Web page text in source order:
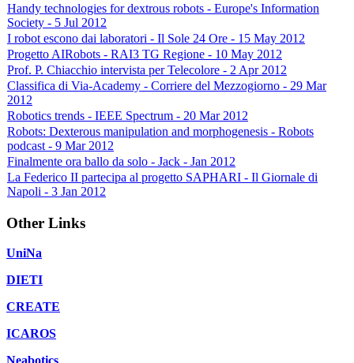
Handy technologies for dextrous robots - Europe's Information
Society - 5 Jul 2012
I robot escono dai laboratori - Il Sole 24 Ore - 15 May 2012
Progetto AIRobots - RAI3 TG Regione - 10 May 2012
Prof. P. Chiacchio intervista per Telecolore - 2 Apr 2012
Classifica di Via-Academy - Corriere del Mezzogiorno - 29 Mar
2012
Robotics trends - IEEE Spectrum - 20 Mar 2012
Robots: Dexterous manipulation and morphogenesis - Robots
podcast - 9 Mar 2012
Finalmente ora ballo da solo - Jack - Jan 2012
La Federico II partecipa al progetto SAPHARI - Il Giornale di
Napoli - 3 Jan 2012
Other Links
UniNa
DIETI
CREATE
ICAROS